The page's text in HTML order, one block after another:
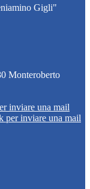
Gigli"
Monteroberto
inviare una mail
per inviare una mail